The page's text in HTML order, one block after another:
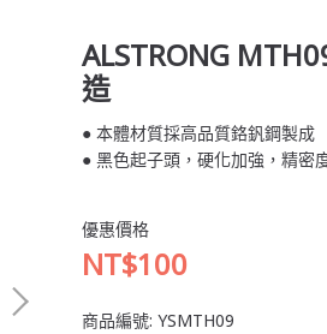
ALSTRONG
造
● 本體材質採高品質鉻釩鋼製成
● 黑色起子頭，硬化加強，精密
優惠價格
NT$100
商品編號: YSMTH09